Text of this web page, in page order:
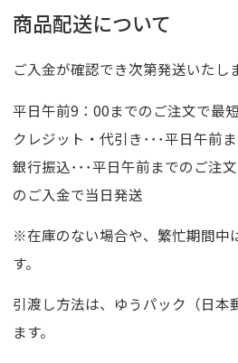
商品配送について
ご入金が確認でき次第発送いたし
平日午前9：00までのご注文で最
クレジット・代引き･･･平日午前
銀行振込･･･平日午前までのご注
のご入金で当日発送
※在庫のない場合や、繁忙期間中
す。
引渡し方法は、ゆうパック（日本
ます。